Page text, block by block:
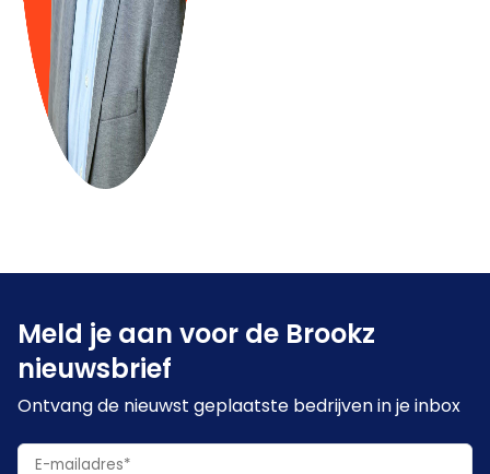
Meld je aan voor de Brookz
nieuwsbrief
Ontvang de nieuwst geplaatste bedrijven in je inbox